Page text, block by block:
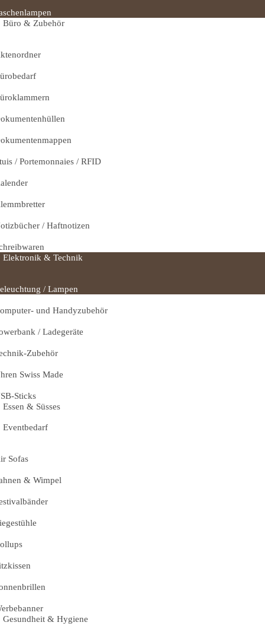
Büro & Zubehör
/ Portemonnaies / RFID
/ Haftnotizen
Elektronik & Technik
/ Lampen
und Handyzubehör
/ Ladegeräte
Zubehör
Swiss Made
Sticks
Essen & Süsses
Eventbedarf
Sofas
& Wimpel
Gesundheit & Hygiene